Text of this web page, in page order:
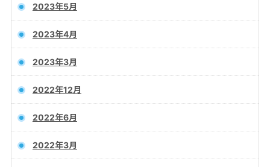
2023年5月
2023年4月
2023年3月
2022年12月
2022年6月
2022年3月